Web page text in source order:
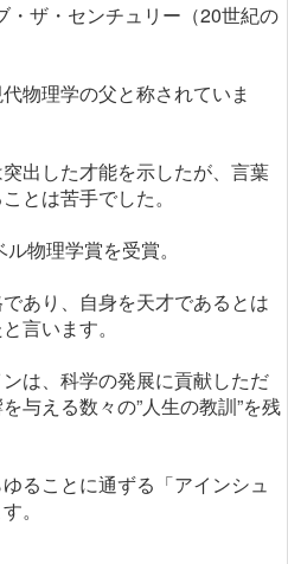
・ザ・センチュリー（20世紀の
物理学の父と称されていま
出した才能を示したが、言葉
とは苦手でした。
物理学賞を受賞。
あり、自身を天才であるとは
言います。
は、科学の発展に貢献しただ
与える数々の”人生の教訓”を残
ることに通ずる「アインシュ
。